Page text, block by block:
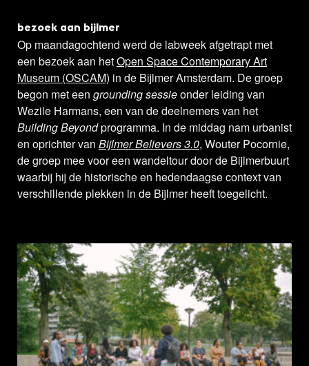
bezoek aan bijlmer
Op maandagochtend werd de labweek afgetrapt met
een bezoek aan hetOpen Space Contemporary Art
Museum (OSCAM) in de Bijlmer Amsterdam. De groep
begon met een grounding sessieonder leiding van
Wezile Harmans, een van de deelnemers van het
Building Beyondprogramma. In de middag nam urbanist
en oprichter van Bijlmer Believers 3.0, Wouter Pocornie,
de groep mee voor een wandeltour door de Bijlmerbuurt
waarbij hij de historische en hedendaagse context van
verschillende plekken in de Bijlmer heeft toegelicht.